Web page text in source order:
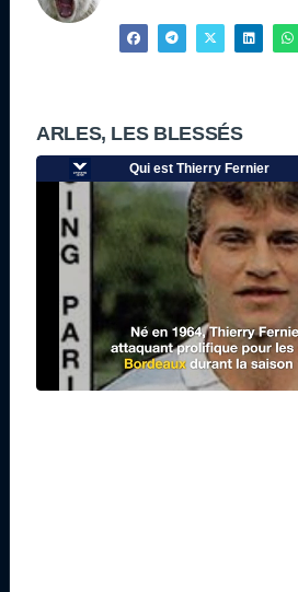
ARLES, LES BLESSÉS